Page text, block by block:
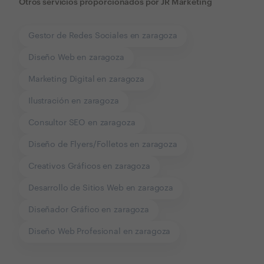
Otros servicios proporcionados por JR Marketing
Gestor de Redes Sociales en zaragoza
Diseño Web en zaragoza
Marketing Digital en zaragoza
Ilustración en zaragoza
Consultor SEO en zaragoza
Diseño de Flyers/Folletos en zaragoza
Creativos Gráficos en zaragoza
Desarrollo de Sitios Web en zaragoza
Diseñador Gráfico en zaragoza
Diseño Web Profesional en zaragoza